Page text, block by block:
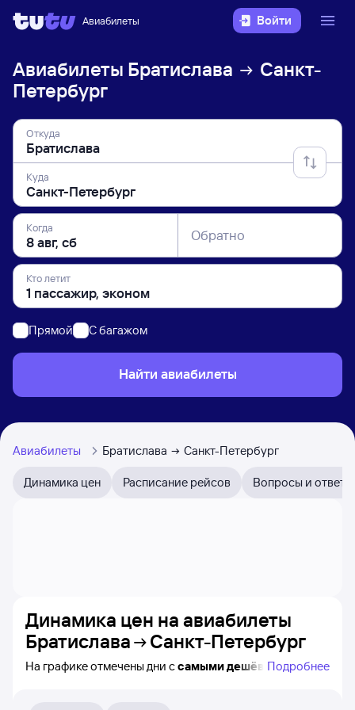
Авиабилеты Войти
Авиабилеты Братислава
Санкт-
Петербург
Откуда
Куда
Когда Обратно
Кто летит
Прямой C багажом
Найти авиабилеты
Авиабилеты Братислава Санкт-Петербург
Динамика цен Расписание рейсов Вопросы и ответы
Динамика цен на авиабилеты
Братислава
Санкт-Петербург
На графике отмечены дни ссамыми дешёвымиПодробнее